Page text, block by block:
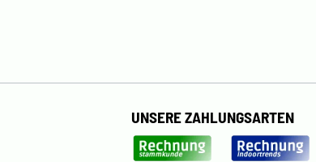
UNSERE ZAHLUNGSARTEN